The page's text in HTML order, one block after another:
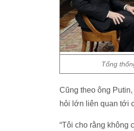
Tổng
Cũng theo ông
hỏi lớn liên quan tới
“Tôi cho rằng không